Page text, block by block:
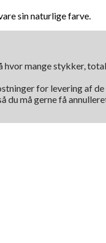
sin naturlige farve.
mange stykker,
for levering af
du må gerne få